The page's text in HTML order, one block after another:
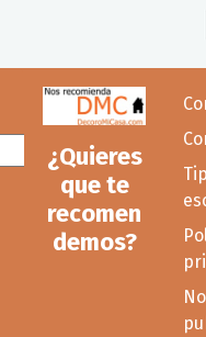
Vinilos para decorar
¿Quieres
que te
recomen
demos?